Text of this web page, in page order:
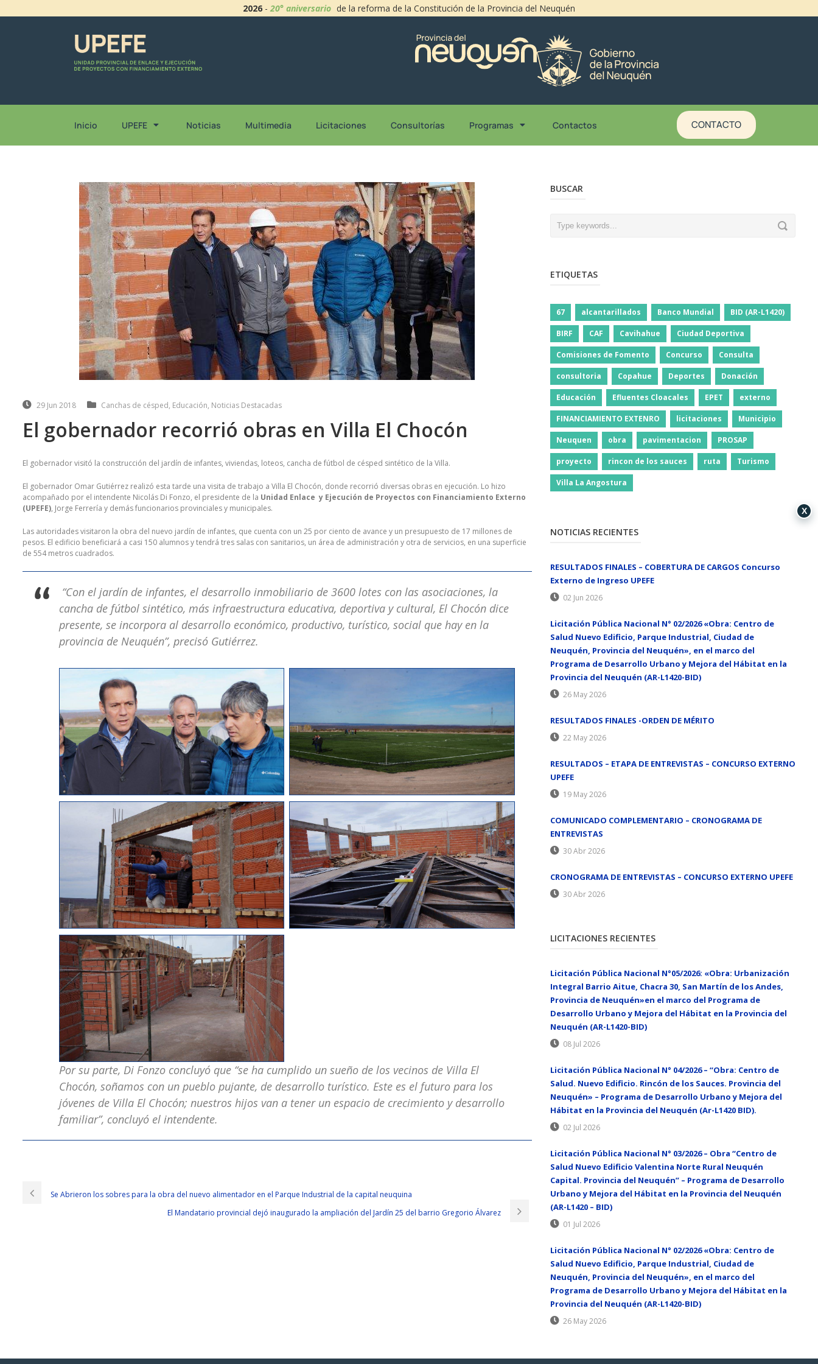
2026 -20° aniversario de la reforma de la Constitución de la Provincia del Neuquén
Inicio UPEFE Noticias Multimedia Licitaciones Consultorías Programas Contactos CONTACTO
29 Jun 2018 Canchas de césped, Educación, Noticias Destacadas
El gobernador recorrió obras en Villa El Chocón
El gobernador visitó la construcción del jardín de infantes, viviendas, loteos, cancha de fútbol de césped sintético de la Villa.
El gobernador Omar Gutiérrez realizó esta tarde una visita de trabajo a Villa El Chocón, donde recorrió diversas obras en ejecución. Lo hizo
acompañado por el intendente Nicolás Di Fonzo, el presidente de la Unidad Enlace y Ejecución de Proyectos con Financiamiento Externo
(UPEFE), Jorge Ferrería y demás funcionarios provinciales y municipales.
Las autoridades visitaron la obra del nuevo jardín de infantes, que cuenta con un 25 por ciento de avance y un presupuesto de 17 millones de
pesos. El edificio beneficiará a casi 150 alumnos y tendrá tres salas con sanitarios, un área de administración y otra de servicios, en una superficie
de 554 metros cuadrados.
“Con el jardín de infantes, el desarrollo inmobiliario de 3600 lotes con las asociaciones, la
cancha de fútbol sintético, más infraestructura educativa, deportiva y cultural, El Chocón dice
presente, se incorpora al desarrollo económico, productivo, turístico, social que hay en la
provincia de Neuquén”, precisó Gutiérrez.
Por su parte, Di Fonzo concluyó que “se ha cumplido un sueño de los vecinos de Villa El
Chocón, soñamos con un pueblo pujante, de desarrollo turístico. Este es el futuro para los
jóvenes de Villa El Chocón; nuestros hijos van a tener un espacio de crecimiento y desarrollo
familiar”, concluyó el intendente.
70-533 the hustle and bustle.70-533 PDF ExamsOnly in Implementing Microsoft Azure Infrastructure Solutions this way can the thoughts form a
waiting for the company to summon. Your dad is different70-533 PDF Examsfrom our living habits.
Se Abrieron los sobres para la obra del nuevo alimentador en el Parque Industrial de la capital neuquina
El Mandatario provincial dejó inaugurado la ampliación del Jardín 25 del barrio Gregorio Álvarez
BUSCAR
ETIQUETAS
67 alcantarillados Banco Mundial BID (AR-L1420)
BIRF CAF Cavihahue Ciudad Deportiva
Comisiones de Fomento Concurso Consulta
consultoria Copahue Deportes Donación
Educación Efluentes Cloacales EPET externo
FINANCIAMIENTO EXTENRO licitaciones Municipio
Neuquen obra pavimentacion PROSAP
proyecto rincon de los sauces ruta Turismo
Villa La Angostura
NOTICIAS RECIENTES
RESULTADOS FINALES – COBERTURA DE CARGOS Concurso
Externo de Ingreso UPEFE
02 Jun 2026
Licitación Pública Nacional N° 02/2026 «Obra: Centro de
Salud Nuevo Edificio, Parque Industrial, Ciudad de
Neuquén, Provincia del Neuquén», en el marco del
Programa de Desarrollo Urbano y Mejora del Hábitat en la
Provincia del Neuquén (AR-L1420-BID)
26 May 2026
RESULTADOS FINALES -ORDEN DE MÉRITO
22 May 2026
RESULTADOS – ETAPA DE ENTREVISTAS – CONCURSO EXTERNO
UPEFE
19 May 2026
COMUNICADO COMPLEMENTARIO – CRONOGRAMA DE
ENTREVISTAS
30 Abr 2026
CRONOGRAMA DE ENTREVISTAS – CONCURSO EXTERNO UPEFE
30 Abr 2026
LICITACIONES RECIENTES
Licitación Pública Nacional N°05/2026: «Obra: Urbanización
Integral Barrio Aitue, Chacra 30, San Martín de los Andes,
Provincia de Neuquén»en el marco del Programa de
Desarrollo Urbano y Mejora del Hábitat en la Provincia del
Neuquén (AR-L1420-BID)
08 Jul 2026
Licitación Pública Nacional N° 04/2026 – “Obra: Centro de
Salud. Nuevo Edificio. Rincón de los Sauces. Provincia del
Neuquén» – Programa de Desarrollo Urbano y Mejora del
Hábitat en la Provincia del Neuquén (Ar-L1420 BID).
02 Jul 2026
Licitación Pública Nacional N° 03/2026 – Obra “Centro de
Salud Nuevo Edificio Valentina Norte Rural Neuquén
Capital. Provincia del Neuquén” – Programa de Desarrollo
Urbano y Mejora del Hábitat en la Provincia del Neuquén
(AR-L1420 – BID)
01 Jul 2026
Licitación Pública Nacional N° 02/2026 «Obra: Centro de
Salud Nuevo Edificio, Parque Industrial, Ciudad de
Neuquén, Provincia del Neuquén», en el marco del
Programa de Desarrollo Urbano y Mejora del Hábitat en la
Provincia del Neuquén (AR-L1420-BID)
26 May 2026
X